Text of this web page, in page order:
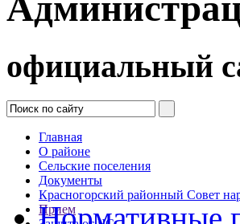
официальный
Главная
О районе
Сельские поселения
Документы
Красногорский районный Совет
Прием
Нормативные